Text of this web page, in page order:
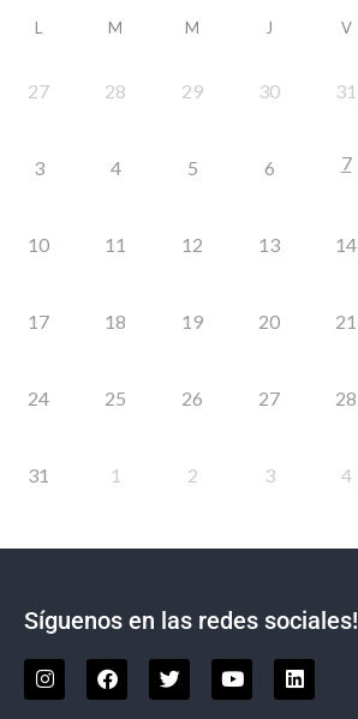
L M M J V
27 28 29 30 31
3 4 5 6 7
10 11 12 13 14
17 18 19 20 21
24 25 26 27 28
31 1 2 3 4
Síguenos en las redes sociales!